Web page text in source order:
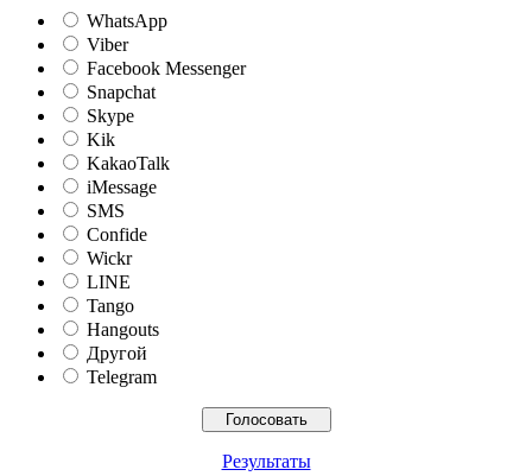
WhatsApp
Viber
Facebook Messenger
Snapchat
Skype
Kik
KakaoTalk
iMessage
SMS
Confide
Wickr
LINE
Tango
Hangouts
Другой
Telegram
Результаты